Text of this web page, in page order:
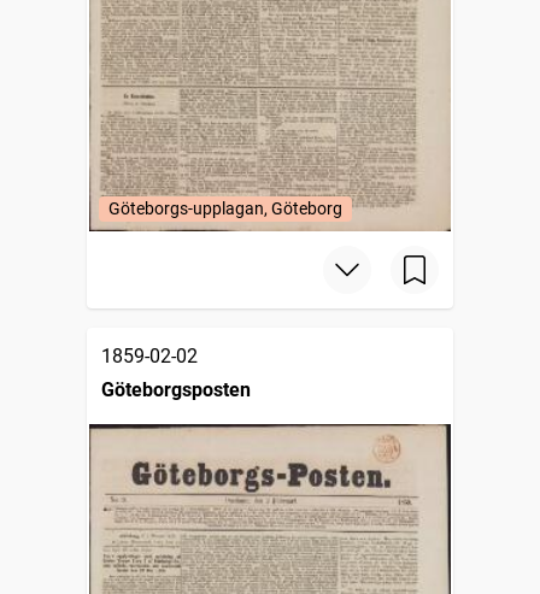
Göteborgs-upplagan, Göteborg
1859-02-02
Göteborgsposten